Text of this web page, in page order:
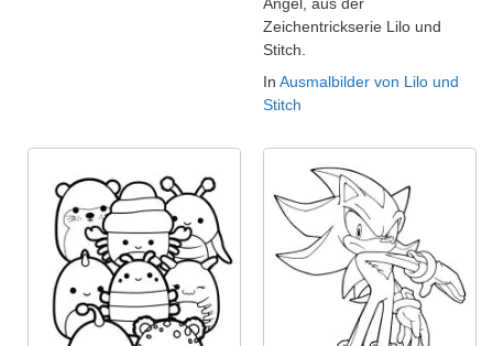
Zeichentrickserie Lilo und
Stitch.
In Ausmalbilder von Lilo und
Stitch